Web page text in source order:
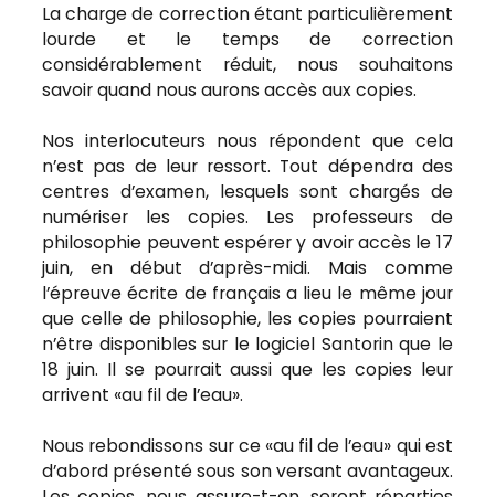
La charge de correction étant particulièrement
lourde et le temps de correction
considérablement réduit, nous souhaitons
savoir quand nous aurons accès aux copies.
Nos interlocuteurs nous répondent que cela
n’est pas de leur ressort. Tout dépendra des
centres d’examen, lesquels sont chargés de
numériser les copies. Les professeurs de
philosophie peuvent espérer y avoir accès le 17
juin, en début d’après-midi. Mais comme
l’épreuve écrite de français a lieu le même jour
que celle de philosophie, les copies pourraient
n’être disponibles sur le logiciel Santorin que le
18 juin. Il se pourrait aussi que les copies leur
arrivent «au fil de l’eau».
Nous rebondissons sur ce «au fil de l’eau» qui est
d’abord présenté sous son versant avantageux.